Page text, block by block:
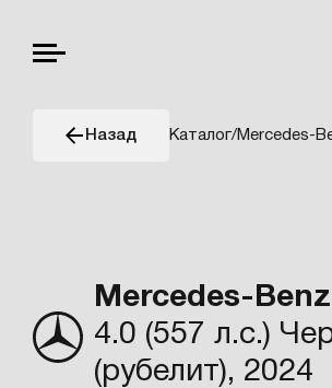
Назад Каталог/Mercedes-
Mercedes-Benz
4.0 (557 л.с.)
(рубелит), 2024